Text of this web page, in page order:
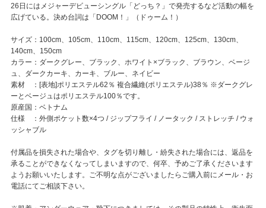
26日にはメジャーデビューシングル「どっち？」で発売するなど活動の幅を
広げている。決め台詞は「DOOM！」（ドゥーム！）
サイズ：100cm、105cm、110cm、115cm、120cm、125cm、130cm、
140cm、150cm
カラー：ダークグレー、ブラック、ホワイト×ブラック、ブラウン、ベージ
ュ、ダークカーキ、カーキ、ブルー、ネイビー
素材 ：[表地]ポリエステル62％ 複合繊維(ポリエステル)38％ ※ダークグレ
ーとベージュはポリエステル100％です。
原産国：ベトナム
仕様 ：外側ポケット数×4つ / ジップフライ / ノータック / ストレッチ / ウォ
ッシャブル
付属品を損失された場合や、タグを切り離し・紛失された場合には、返品を
承ることができなくなってしまいますので、何卒、予めご了承くださいます
ようお願いいたします。ご不明な点がございましたらご購入前にメール・お
電話にてご相談下さい。